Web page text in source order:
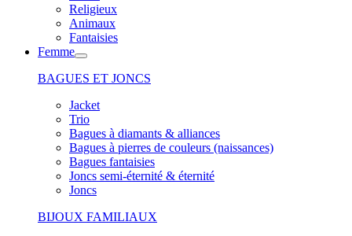
Religieux
Animaux
Fantaisies
Femme
BAGUES ET JONCS
Jacket
Trio
Bagues à diamants & alliances
Bagues à pierres de couleurs (naissances)
Bagues fantaisies
Joncs semi-éternité & éternité
Joncs
BIJOUX FAMILIAUX